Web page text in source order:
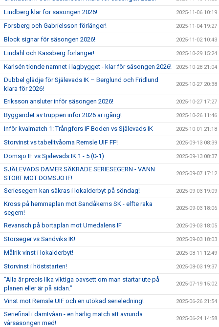
Lindberg klar för säsongen 2026! 2025-11-06 10:19
Forsberg och Gabrielsson förlänger! 2025-11-04 19:27
Block signar för säsongen 2026! 2025-11-02 10:43
Lindahl och Kassberg förlänger! 2025-10-29 15:24
Karlsén tionde namnet i lagbygget - klar för säsongen 2026! 2025-10-28 21:04
Dubbel glädje för Själevads IK – Berglund och Fridlund
klara för 2026!
2025-10-27 20:38
Eriksson ansluter inför säsongen 2026! 2025-10-27 17:27
Byggandet av truppen inför 2026 är igång! 2025-10-26 11:46
Inför kvalmatch 1: Trångfors IF Boden vs Själevads IK 2025-10-01 21:18
Storvinst vs tabelltvåorna Remsle UIF FF! 2025-09-13 08:39
Domsjö IF vs Själevads IK 1 - 5 (0-1) 2025-09-13 08:37
SJÄLEVADS DAMER SÄKRADE SERIESEGERN - VANN
STORT MOT DOMSJÖ IF!
2025-09-07 17:12
Seriesegern kan säkras i lokalderbyt på söndag! 2025-09-03 19:09
Kross på hemmaplan mot Sandåkerns SK - elfte raka
segern!
2025-09-03 18:06
Revansch på bortaplan mot Umedalens IF 2025-09-03 18:05
Storseger vs Sandviks IK! 2025-09-03 18:03
Målrik vinst i lokalderbyt! 2025-08-11 12:49
Storvinst i höststarten! 2025-08-03 19:37
”Alla är precis lika viktiga oavsett om man startar ute på
planen eller är på sidan.”
2025-07-19 15:02
Vinst mot Remsle UIF och en utökad serieledning! 2025-06-26 21:54
Seriefinal i damtvåan - en härlig match att avrunda
vårsäsongen med!
2025-06-24 14:58